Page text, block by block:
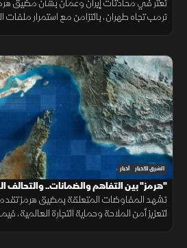
ترمب تجاه طهران، بالتزامن مع استمرار ملفات
الشرق للأخبار أخبار
"هرمز" بين التفاهم والضمانات.. والتحالف
تشهد المفاوضات المتعلقة بمضيق هرمز
لتعزيز أمن الملاحة وحماية التجارة العالمية،